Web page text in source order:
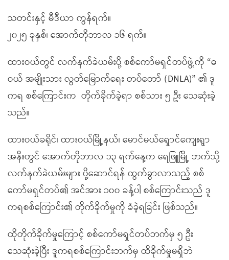
သတင်းနှင့် မီဒီယာ ကွန်ရက်။
၂၀၂၅ ခုနှစ်၊ အောက်တိုဘာလ ၁၆ ရက်။
ထားဝယ်တွင် လက်နက်ခဲယမ်းပို့ စစ်ကော်မရှင်တပ်ဖွဲ့ကို “ဓ
ဝယ် အမျိုးသား လွတ်မြောက်ရေး တပ်တော် (DNLA)” ၏ ဒူ
ကရ စစ်ကြောင်းက တိုက်ခိုက်ခဲ့ရာ စစ်သား ၅ ဦး သေဆုံးခဲ့
သည်။
ထားဝယ်ခရိုင်၊ ထားဝယ်မြို့နယ်၊ မောင်မယ်ရှောင်ကျေးရွာ
အနီးတွင် အောက်တိုဘာလ ၁၃ ရက်နေ့က ရေဖြူမြို့ ဘက်သို့
လက်နက်ခဲယမ်းများ ပို့ဆောင်ရန် ထွက်ခွာလာသည့် စစ်
ကော်မရှင်တပ်၏ အင်အား ၁၀၀ ခန့်ပါ စစ်ကြောင်းသည် ဒူ
ကရစစ်ကြောင်း၏ တိုက်ခိုက်မှုကို ခံခဲ့ရခြင်း ဖြစ်သည်။
ထိုတိုက်ခိုက်မှုကြောင့် စစ်ကော်မရှင်တပ်ဘက်မှ ၅ ဦး
သေဆုံးခဲ့ပြီး ဒူကရစစ်ကြောင်းဘက်မှ ထိခိုက်မှုမရှိဘဲ